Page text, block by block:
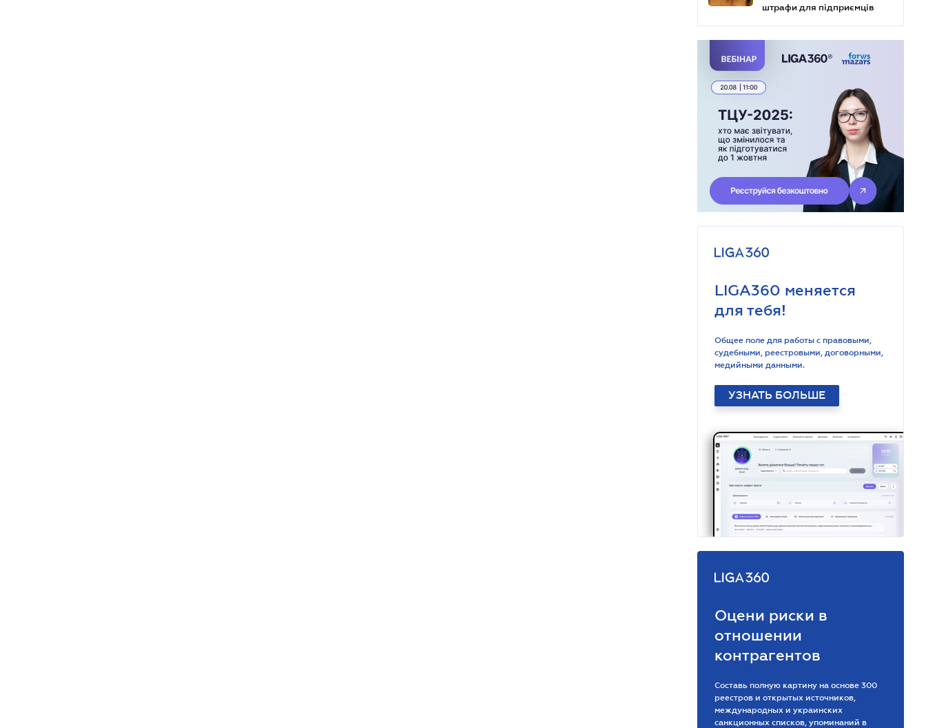
штрафи для підприємців
LIGA360 меняется
для тебя!
Общее поле для работы с правовыми,
судебными, реестровыми, договорными,
медийными данными.
УЗНАТЬ БОЛЬШЕ
Оцени риски в
отношении
контрагентов
Составь полную картину на основе 300
реестров и открытых источников,
международных и украинских
санкционных списков, упоминаний в